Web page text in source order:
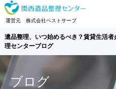
運営元 株式会社ベストサーブ
遺品整理、いつ始めるべき？賃貸生活
理センターブログ
ブログ